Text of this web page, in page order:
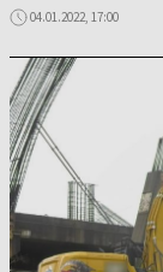
04.01.2022, 17:00